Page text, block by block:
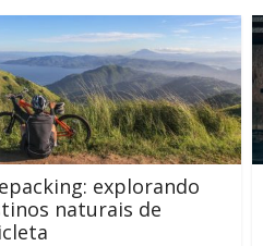
explorando
naturais de